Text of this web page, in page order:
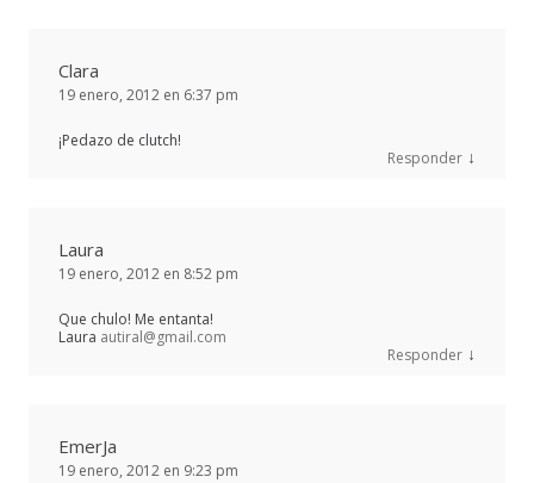
Clara
19 enero, 2012 en 6:37 pm
¡Pedazo de clutch!
Responder ↓
Laura
19 enero, 2012 en 8:52 pm
Que chulo! Me entanta!
Laura autiral@gmail.com
Responder ↓
EmerJa
19 enero, 2012 en 9:23 pm